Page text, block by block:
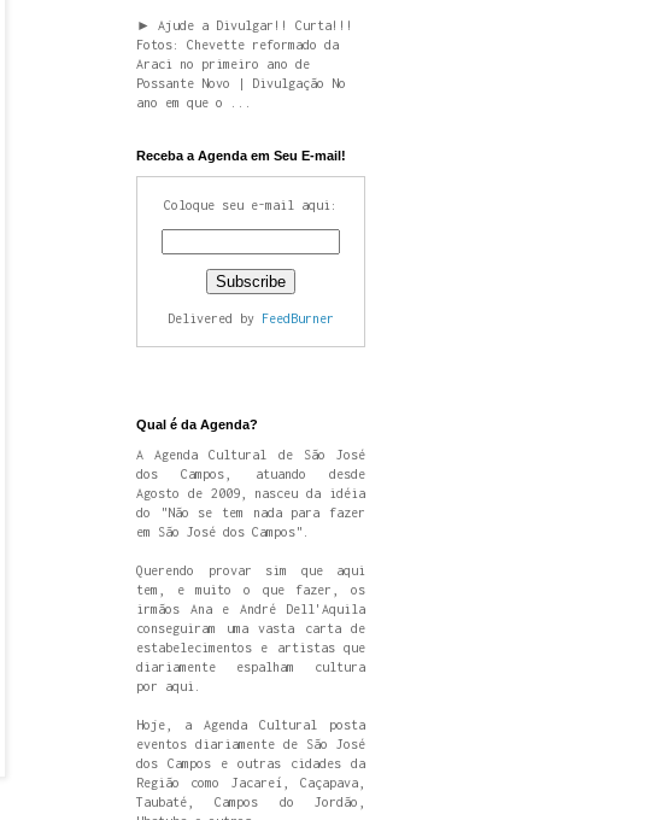
► Ajude a Divulgar!! Curta!!!
Fotos: Chevette reformado da
Araci no primeiro ano de
Possante Novo | Divulgação No
ano em que o ...
Receba a Agenda em Seu E-mail!
Coloque seu e-mail aqui:
Delivered by FeedBurner
Qual é da Agenda?
A Agenda Cultural de São José
dos Campos, atuando desde
Agosto de 2009, nasceu da idéia
do "Não se tem nada para fazer
em São José dos Campos".
Querendo provar sim que aqui
tem, e muito o que fazer, os
irmãos Ana e André Dell'Aquila
conseguiram uma vasta carta de
estabelecimentos e artistas que
diariamente espalham cultura
por aqui.
Hoje, a Agenda Cultural posta
eventos diariamente de São José
dos Campos e outras cidades da
Região como Jacareí, Caçapava,
Taubaté, Campos do Jordão,